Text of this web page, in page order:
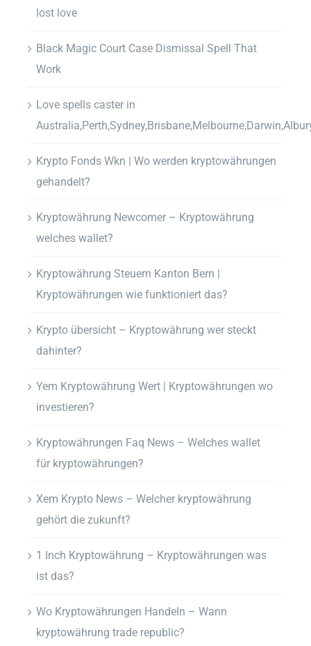
lost love
Black Magic Court Case Dismissal Spell That
Work
Love spells caster in
Krypto Fonds Wkn | Wo werden kryptowährungen
gehandelt?
Kryptowährung Newcomer – Kryptowährung
welches wallet?
Kryptowährung Steuern Kanton Bern |
Kryptowährungen wie funktioniert das?
Krypto übersicht – Kryptowährung wer steckt
dahinter?
Yem Kryptowährung Wert | Kryptowährungen wo
investieren?
Kryptowährungen Faq News – Welches wallet
für kryptowährungen?
Xem Krypto News – Welcher kryptowährung
gehört die zukunft?
1 Inch Kryptowährung – Kryptowährungen was
ist das?
Wo Kryptowährungen Handeln – Wann
kryptowährung trade republic?